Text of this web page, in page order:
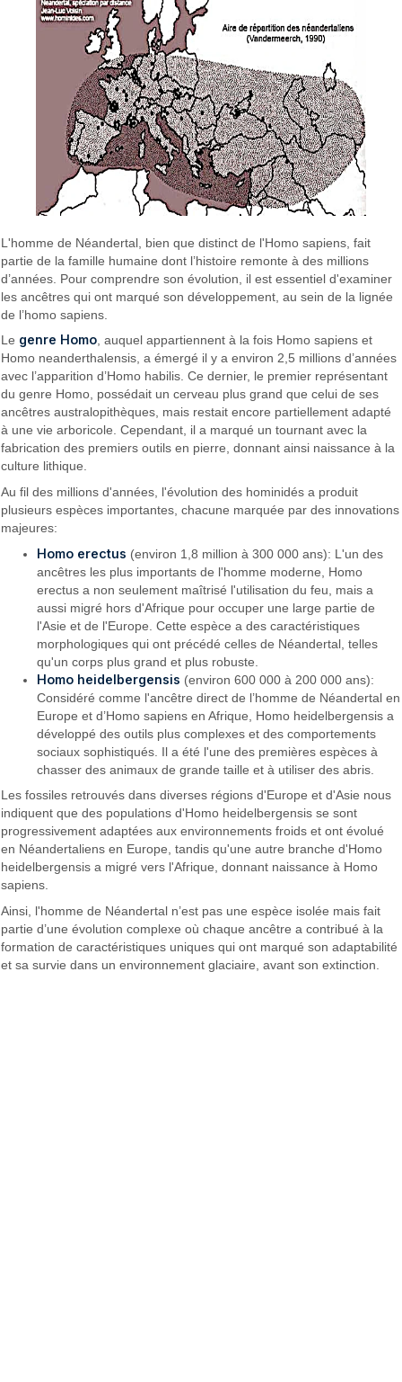
L'homme de Néandertal, bien que distinct de l'Homo sapiens, fait
partie de la famille humaine dont l’histoire remonte à des millions
d’années. Pour comprendre son évolution, il est essentiel d'examiner
les ancêtres qui ont marqué son développement, au sein de la lignée
de l’homo sapiens.
Le genre Homo, auquel appartiennent à la fois Homo sapiens et
Homo neanderthalensis, a émergé il y a environ 2,5 millions d’années
avec l’apparition d’Homo habilis. Ce dernier, le premier représentant
du genre Homo, possédait un cerveau plus grand que celui de ses
ancêtres australopithèques, mais restait encore partiellement adapté
à une vie arboricole. Cependant, il a marqué un tournant avec la
fabrication des premiers outils en pierre, donnant ainsi naissance à la
culture lithique.
Au fil des millions d'années, l'évolution des hominidés a produit
plusieurs espèces importantes, chacune marquée par des innovations
majeures:
Homo erectus (environ 1,8 million à 300 000 ans): L'un des
ancêtres les plus importants de l'homme moderne, Homo
erectus a non seulement maîtrisé l'utilisation du feu, mais a
aussi migré hors d'Afrique pour occuper une large partie de
l'Asie et de l'Europe. Cette espèce a des caractéristiques
morphologiques qui ont précédé celles de Néandertal, telles
qu'un corps plus grand et plus robuste.
Homo heidelbergensis (environ 600 000 à 200 000 ans):
Considéré comme l'ancêtre direct de l’homme de Néandertal en
Europe et d’Homo sapiens en Afrique, Homo heidelbergensis a
développé des outils plus complexes et des comportements
sociaux sophistiqués. Il a été l'une des premières espèces à
chasser des animaux de grande taille et à utiliser des abris.
Les fossiles retrouvés dans diverses régions d'Europe et d'Asie nous
indiquent que des populations d'Homo heidelbergensis se sont
progressivement adaptées aux environnements froids et ont évolué
en Néandertaliens en Europe, tandis qu'une autre branche d'Homo
heidelbergensis a migré vers l'Afrique, donnant naissance à Homo
sapiens.
Ainsi, l'homme de Néandertal n’est pas une espèce isolée mais fait
partie d’une évolution complexe où chaque ancêtre a contribué à la
formation de caractéristiques uniques qui ont marqué son adaptabilité
et sa survie dans un environnement glaciaire, avant son extinction.